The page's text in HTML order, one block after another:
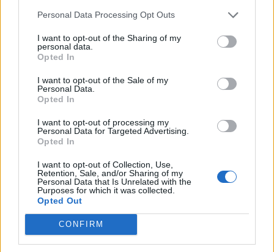
Personal Data Processing Opt Outs
I want to opt-out of the Sharing of my
personal data.
Opted In
I want to opt-out of the Sale of my
Personal Data.
Opted In
I want to opt-out of processing my
Personal Data for Targeted Advertising.
Opted In
I want to opt-out of Collection, Use,
Retention, Sale, and/or Sharing of my
Personal Data that Is Unrelated with the
Purposes for which it was collected.
Opted Out
CONFIRM
ЌЕ ДОНЕСЕ ИНВЕСТИЦИИ: Еден од
водечките луѓе на Телеграм бара
државјанство на БиХ
БЕСНЕЕ - Нови евакуации во
НАЈЧИТАНИ ВО ПОСЛЕДНИ 7 ДЕНА
МАКЕДОНИЈА ИМА СВЕТСКА
на индиската претседателка
на Меѓународниот Аеродром
Скопје
УАПСЕН МАКЕДОНЕЦОТ АНДРЕЈ
ТАНАСКОВСКИ, ЧЛЕН НА